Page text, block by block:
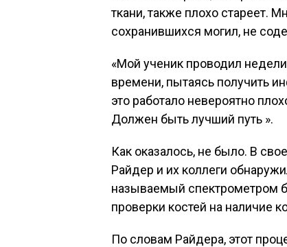
ткани, также плохо стареет.
сохранившихся могил, не
«Мой ученик проводил
времени, пытаясь получить
это работало невероятно
Должен быть лучший путь ».
Как оказалось, не было. В
Райдер и их коллеги
называемый спектрометром
проверки костей на наличие
По словам Райдера, этот